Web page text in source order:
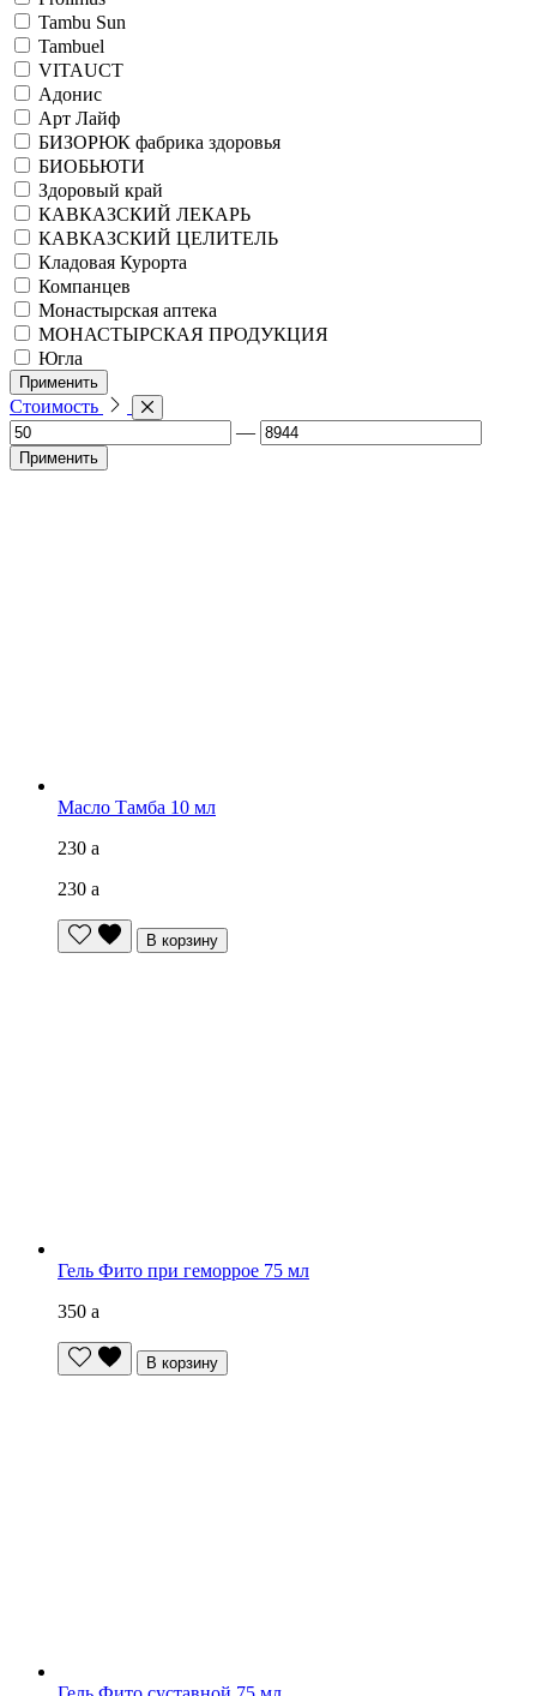
Tambu Sun
Tambuel
VITAUCT
Адонис
Арт Лайф
БИЗОРЮК фабрика здоровья
БИОБЬЮТИ
Здоровый край
КАВКАЗСКИЙ ЛЕКАРЬ
КАВКАЗСКИЙ ЦЕЛИТЕЛЬ
Кладовая Курорта
Компанцев
Монастырская аптека
МОНАСТЫРСКАЯ ПРОДУКЦИЯ
Югла
Применить
Стоимость
—
Применить
Масло Тамба 10 мл
230 a
230 a
В корзину
Гель Фито при геморрое 75 мл
350 a
В корзину